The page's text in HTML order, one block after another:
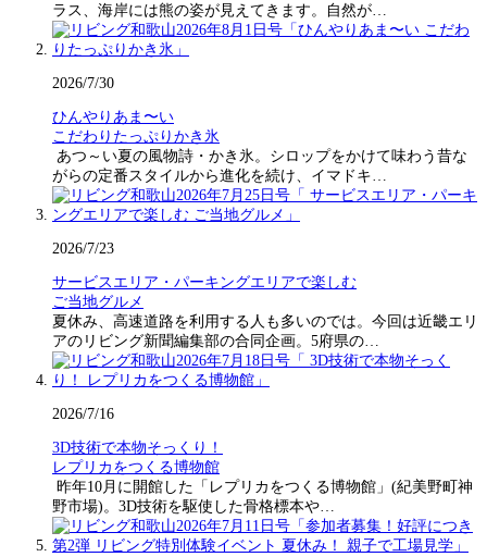
ラス、海岸には熊の姿が見えてきます。自然が…
2026/7/30
ひんやりあま〜い
こだわりたっぷりかき氷
あつ～い夏の風物詩・かき氷。シロップをかけて味わう昔な
がらの定番スタイルから進化を続け、イマドキ…
2026/7/23
サービスエリア・パーキングエリアで楽しむ
ご当地グルメ
夏休み、高速道路を利用する人も多いのでは。今回は近畿エリ
アのリビング新聞編集部の合同企画。5府県の…
2026/7/16
3D技術で本物そっくり！
レプリカをつくる博物館
昨年10月に開館した「レプリカをつくる博物館」(紀美野町神
野市場)。3D技術を駆使した骨格標本や…